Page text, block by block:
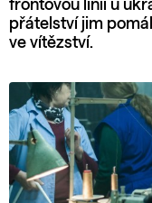
frontovou linii u
přátelství jim
ve vítězství.